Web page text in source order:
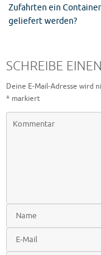
Zufahrten ein Container
geliefert werden?
SCHREIBE
Deine E-Mail-Adresse wird
* markiert